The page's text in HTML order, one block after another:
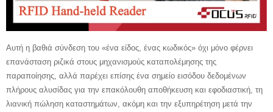
Αυτή η βαθιά σύνδεση του «ένα είδος, ένας κωδικός» όχι μόνο φέρνει
επανάσταση ριζικά στους μηχανισμούς καταπολέμησης της
παραποίησης, αλλά παρέχει επίσης ένα σημείο εισόδου δεδομένων
πλήρους αλυσίδας για την επακόλουθη αποθήκευση και εφοδιαστική, τη
λιανική πώληση καταστημάτων, ακόμη και την εξυπηρέτηση μετά την